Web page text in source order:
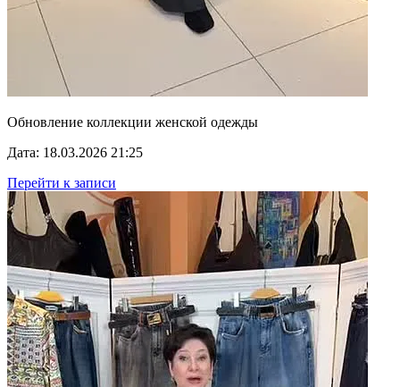
Обновление коллекции женской одежды
Дата: 18.03.2026 21:25
Перейти к записи